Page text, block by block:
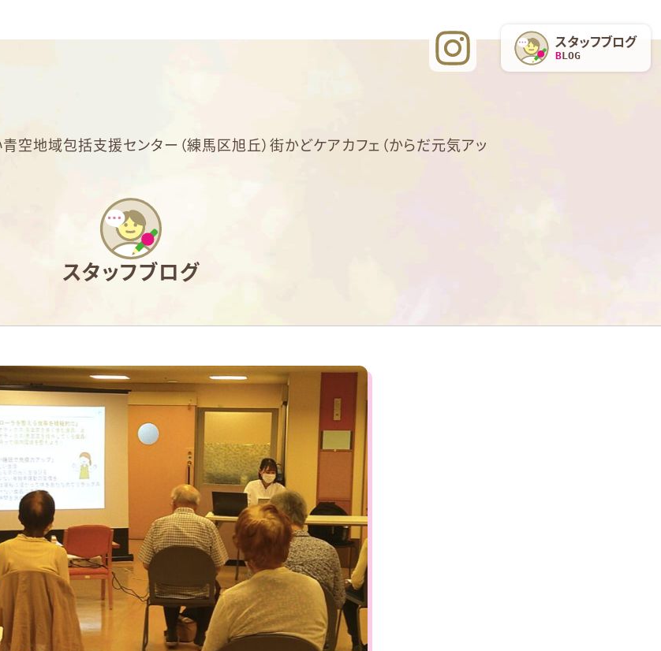
スタッフブログ
BLOG
空地域包括支援センター（練馬区旭丘）街かどケアカフェ（からだ元気アッ
スタッフブログ